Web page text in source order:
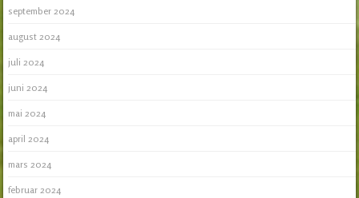
september 2024
august 2024
juli 2024
juni 2024
mai 2024
april 2024
mars 2024
februar 2024